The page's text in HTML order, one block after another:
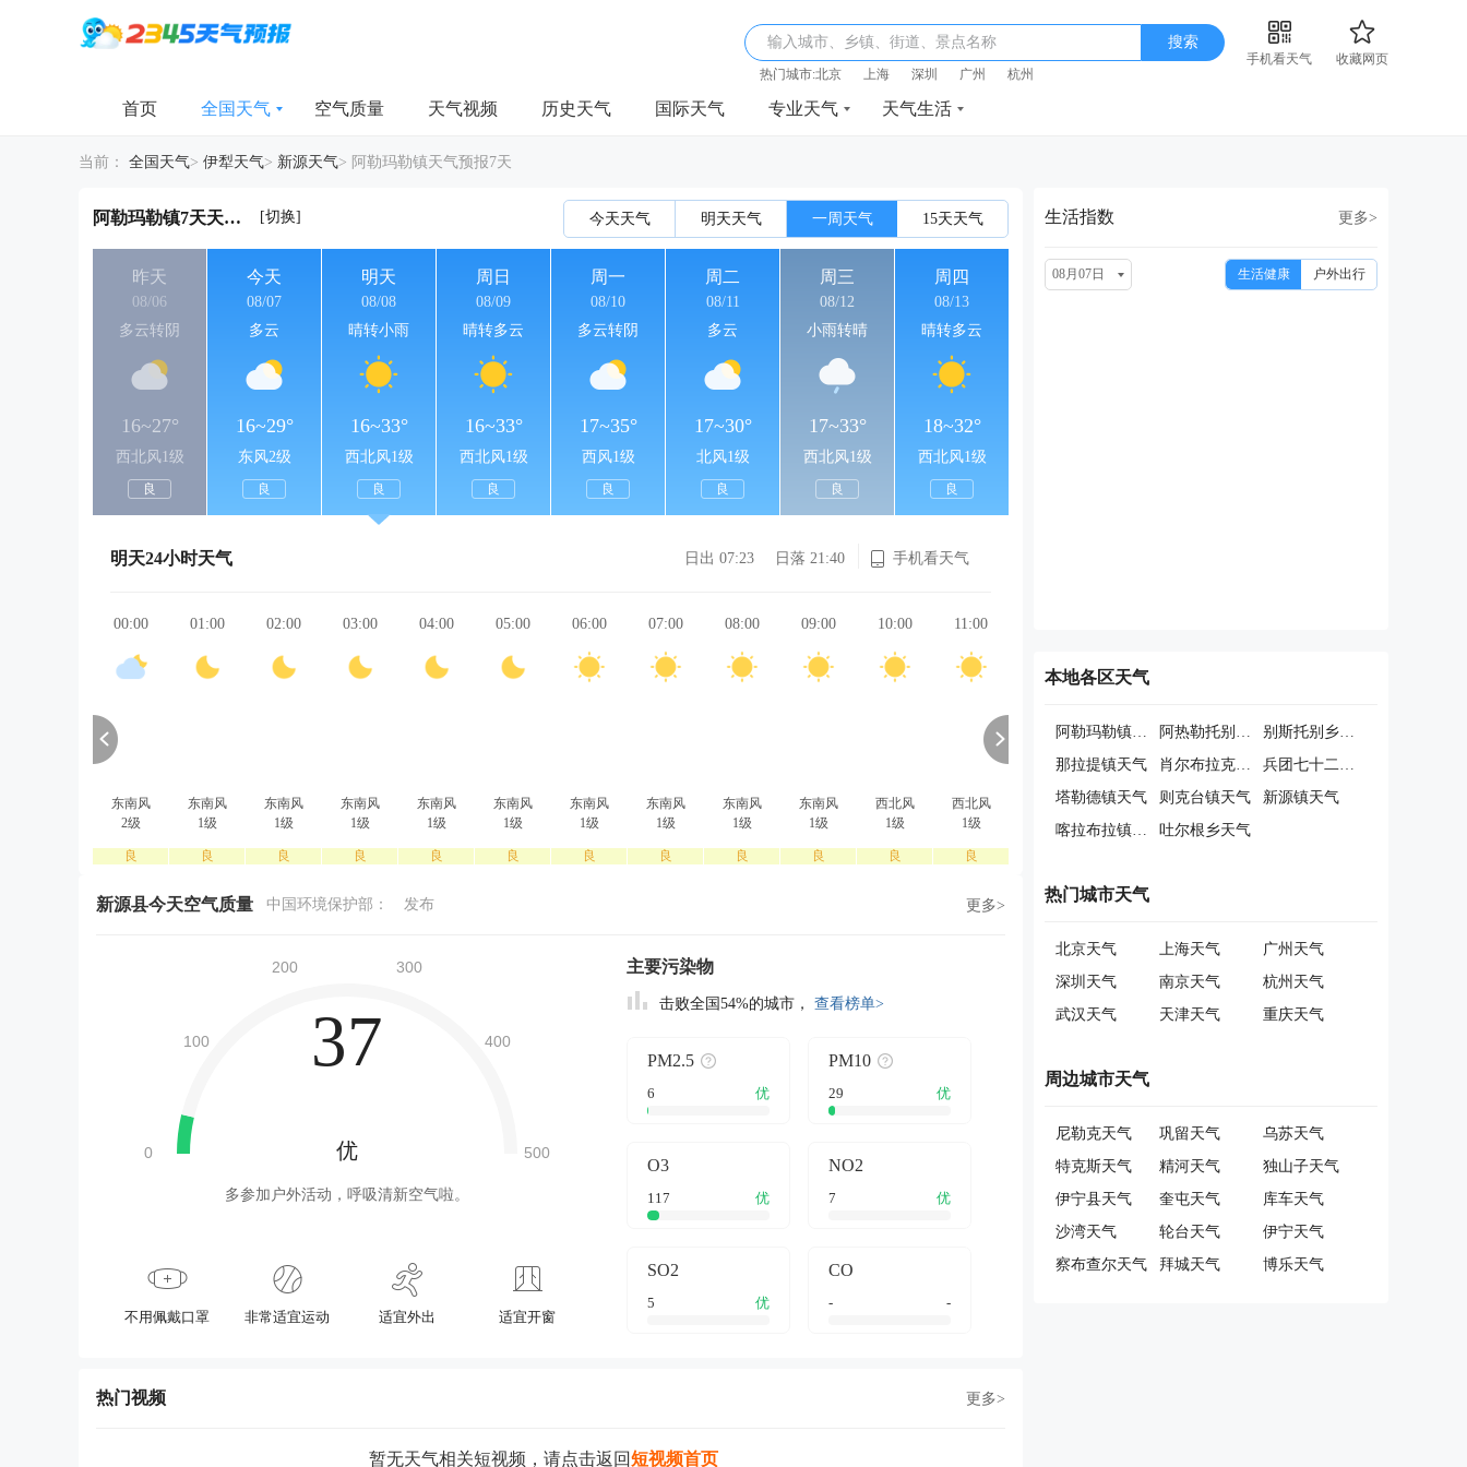
输入城市、乡镇、街道、景点名称 搜索
手机看天气
收藏网页
热门城市:北京 上海 深圳 广州 杭州
首页 全国天气 空气质量 天气视频 历史天气 国际天气 专业天气 天气生活
当前： 全国天气> 伊犁天气> 新源天气> 阿勒玛勒镇天气预报7天
阿勒玛勒镇7天天气详情 [切换] 今天天气 明天天气 一周天气 15天天气
昨天
08/06
多云转阴
16~27°
西北风1级
良
今天
08/07
多云
16~29°
东风2级
良
明天
08/08
晴转小雨
16~33°
西北风1级
良
周日
08/09
晴转多云
16~33°
西北风1级
良
周一
08/10
多云转阴
17~35°
西风1级
良
周二
08/11
多云
17~30°
北风1级
良
周三
08/12
小雨转晴
17~33°
西北风1级
良
周四
08/13
晴转多云
18~32°
西北风1级
良
明天24小时天气 日出 07:23 日落 21:40 手机看天气
00:00
东南风
2级
良
01:00
东南风
1级
良
02:00
东南风
1级
良
03:00
东南风
1级
良
04:00
东南风
1级
良
05:00
东南风
1级
良
06:00
东南风
1级
良
07:00
东南风
1级
良
08:00
东南风
1级
良
09:00
东南风
1级
良
10:00
西北风
1级
良
11:00
西北风
1级
良
西北风
1级
西北风
2级
西北风
2级
西北风
西北风
新源县今天空气质量 中国环境保护部： 发布 更多>
37
优
多参加户外活动，呼吸清新空气啦。
不用佩戴口罩 非常适宜运动 适宜外出 适宜开窗
主要污染物
击败全国54%的城市， 查看榜单>
PM2.5
6 优
PM10
29 优
O3
117 优
NO2
7 优
SO2
5 优
CO
- -
热门视频 更多>
暂无天气相关短视频，请点击返回短视频首页
生活指数 更多>
08月07日 生活健康 户外出行
本地各区天气
阿勒玛勒镇天气 阿热勒托别镇天气
别斯托别乡天气
那拉提镇天气
肖尔布拉克镇天气
兵团七十二团天气
塔勒德镇天气
则克台镇天气
新源镇天气
喀拉布拉镇天气
吐尔根乡天气
热门城市天气
北京天气 上海天气
广州天气
深圳天气
南京天气
杭州天气
武汉天气
天津天气 重庆天气
周边城市天气
尼勒克天气 巩留天气
乌苏天气
特克斯天气
精河天气
独山子天气
伊宁县天气
奎屯天气
库车天气
沙湾天气
轮台天气
伊宁天气
察布查尔天气
拜城天气 博乐天气